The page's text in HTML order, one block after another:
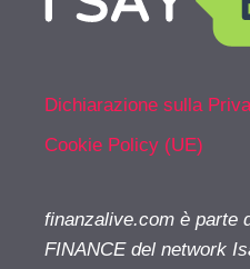
Dichiarazione sulla
Cookie Policy (UE)
finanzalive.com è parte
FINANCE del network